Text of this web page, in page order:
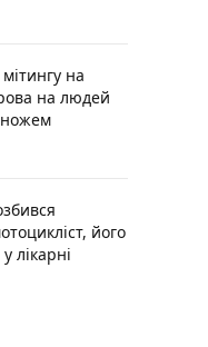
на
на людей
ножем
його
лікарні